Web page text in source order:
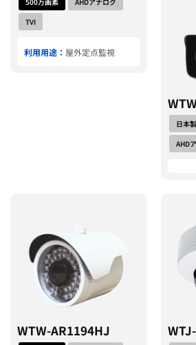
TVI
利用用途： 屋外定点監視
日本製
AHD
WTW-AR1194HJ